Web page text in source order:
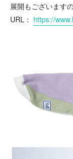
展開もございます
URL： https://